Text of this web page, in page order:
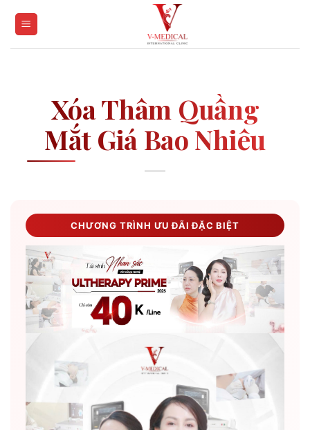
Xóa Thâm Quầng
Mắt Giá Bao Nhiêu
CHƯƠNG TRÌNH ƯU ĐÃI ĐẶC BIỆT